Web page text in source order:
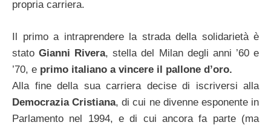
propria carriera.
Il primo a intraprendere la strada della solidarietà è
statoGianni Rivera, stella del Milan degli anni ’60 e
’70, e primo italiano a vincere il pallone d’oro.
Alla fine della sua carriera decise di iscriversi alla
Democrazia Cristiana, di cui ne divenne esponente in
Parlamento nel 1994, e di cui ancora fa parte (ma